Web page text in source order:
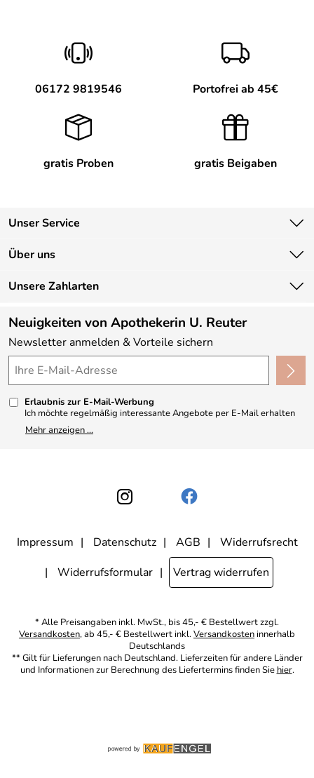
06172 9819546 Portofrei ab 45€
gratis Proben gratis Beigaben
Unser Service
Kontakt
Lieferbedingungen
Kundenlogin
Über uns
Unsere Bestseller
Neu
Angebote
Made in Germany
4,9/5*****
Unsere Zahlarten
Neuigkeiten von Apothekerin U. Reuter
Newsletter anmelden & Vorteile sichern
Erlaubnis zur E-Mail-Werbung
Ich möchte regelmäßig interessante Angebote per E-Mail erhalten
und ausserdem nach Erhalt meiner Bestellung an die Möglichkeit zur
Abgabe einer Produktbewertung erinnert werden. Meine
werden. Dabei ist nicht erkennbar, welche konkrete Person geklickt
hat. Diese Einwilligung zur Nutzung meiner E-Mail- Adresse für
Werbezwecke kann ich jederzeit mit Wirkung für die Zukunft
Mitgliederbereich deaktiviere. Die Datenschutzerklärunghabe ich
zur Kenntnis genommen.
Mehr anzeigen ...
Impressum Datenschutz AGB
Widerrufsrecht
Widerrufsformular
Vertrag widerrufen
* Alle Preisangaben inkl. MwSt., bis 45,- € Bestellwert zzgl.
Versandkosten, ab 45,- € Bestellwert inkl.Versandkosten innerhalb
Deutschlands
** Gilt für Lieferungen nach Deutschland. Lieferzeiten für andere Länder
und Informationen zur Berechnung des Liefertermins finden Sie hier.